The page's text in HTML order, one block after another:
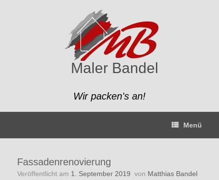
Maler Bandel
Wir packen's an!
Menü
Fassadenrenovierung
Veröffentlicht am 1. September 2019 von Matthias Bandel